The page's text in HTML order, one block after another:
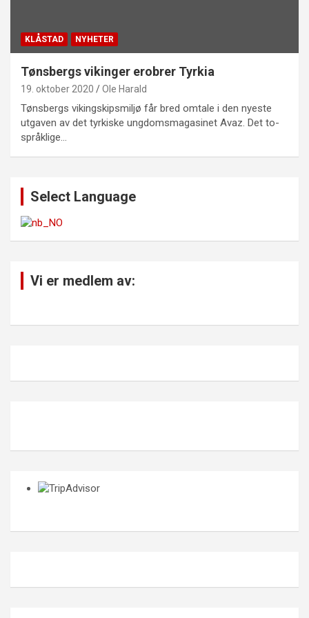
KLÅSTAD NYHETER
Tønsbergs vikinger erobrer Tyrkia
19. oktober 2020 Ole Harald
Tønsbergs vikingskipsmiljø får bred omtale i den nyeste
utgaven av det tyrkiske ungdomsmagasinet Avaz. Det to-
språklige…
Select Language
Vi er medlem av: